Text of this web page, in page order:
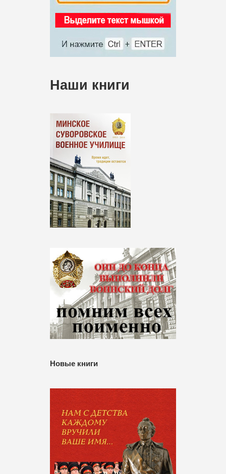
Наши книги
Новые книги